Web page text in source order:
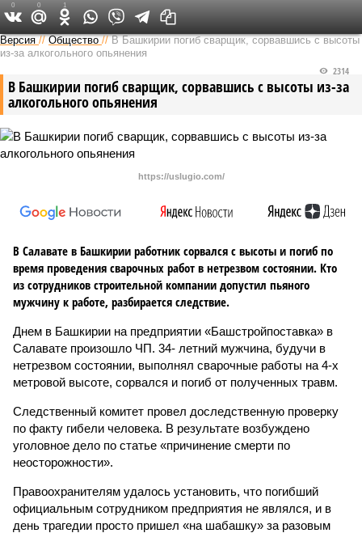
Версия в Башкирии
Версия //Общество //В Башкирии погиб сварщик, сорвавшись с высоты
из-за алкогольного опьянения
В Башкирии погиб сварщик, сорвавшись с высоты из-за
алкогольного опьянения
2314
https://uslugio.com/
В Салавате в Башкирии работник сорвался с высоты и погиб по
время проведения сварочных работ в нетрезвом состоянии. Кто
из сотрудников строительной компании допустил пьяного
мужчину к работе, разбирается следствие.
Днем в Башкирии на предприятии «Башстройпоставка» в
Салавате произошло ЧП. 34- летний мужчина, будучи в
нетрезвом состоянии, выполнял сварочные работы на 4-х
метровой высоте, сорвался и погиб от полученных травм.
Следственный комитет провел доследственную проверку
по факту гибели человека. В результате возбуждено
уголовное дело по статье «причинение смерти по
неосторожности».
Правоохранителям удалось установить, что погибший
официальным сотрудником предприятия не являлся, и в
день трагедии просто пришел «на шабашку» за разовым
0 0 1